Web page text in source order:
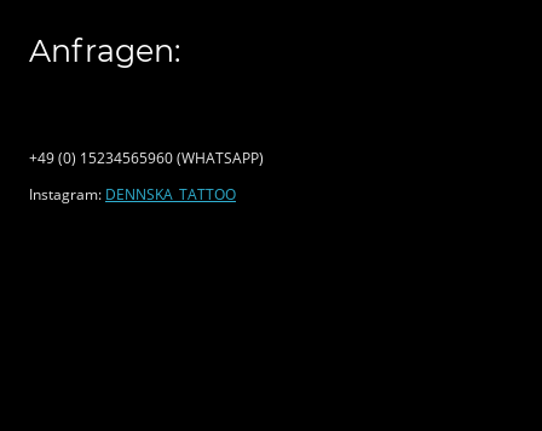
Anfragen:
+49 (0) 15234565960 (WHATSAPP)
Instagram: DENNSKA_TATTOO